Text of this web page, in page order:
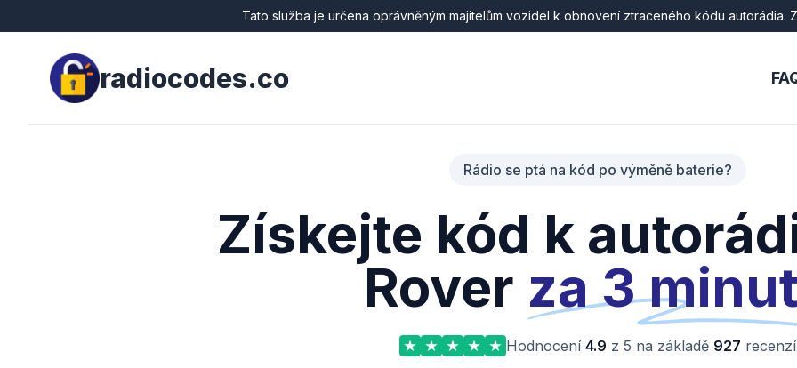
Tato služba je určena oprávněným majitelům vozidel k obnovení ztraceného kódu autorádia.
radiocodes.co
Rádio se ptá na kód po výměně baterie?
Získejte kód k
Rover za 3
Hodnocení 4.9 z 5 na základě 927 recenzí